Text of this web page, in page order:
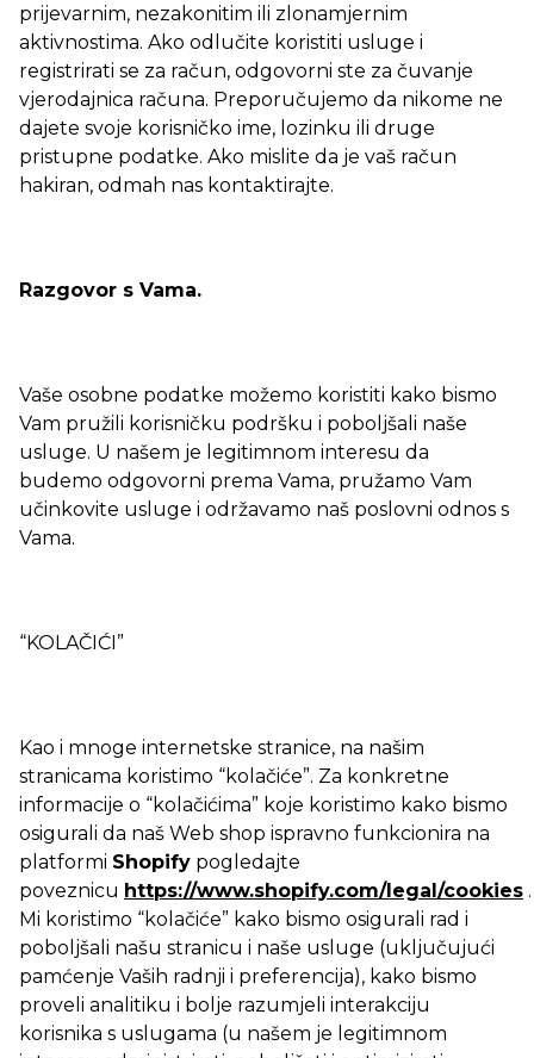
prijevarnim, nezakonitim ili zlonamjernim
aktivnostima. Ako odlučite koristiti usluge i
registrirati se za račun, odgovorni ste za čuvanje
vjerodajnica računa. Preporučujemo da nikome ne
dajete svoje korisničko ime, lozinku ili druge
pristupne podatke. Ako mislite da je vaš račun
hakiran, odmah nas kontaktirajte.
Razgovor s Vama.
Vaše osobne podatke možemo koristiti kako bismo
Vam pružili korisničku podršku i poboljšali naše
usluge. U našem je legitimnom interesu da
budemo odgovorni prema Vama, pružamo Vam
učinkovite usluge i održavamo naš poslovni odnos s
Vama.
“KOLAČIĆI”
Kao i mnoge internetske stranice, na našim
stranicama koristimo “kolačiće”. Za konkretne
informacije o “kolačićima” koje koristimo kako bismo
osigurali da naš Web shop ispravno funkcionira na
platformi Shopify pogledajte
poveznicu https://www.shopify.com/legal/cookies .
Mi koristimo “kolačiće” kako bismo osigurali rad i
poboljšali našu stranicu i naše usluge (uključujući
pamćenje Vaših radnji i preferencija), kako bismo
proveli analitiku i bolje razumjeli interakciju
korisnika s uslugama (u našem je legitimnom